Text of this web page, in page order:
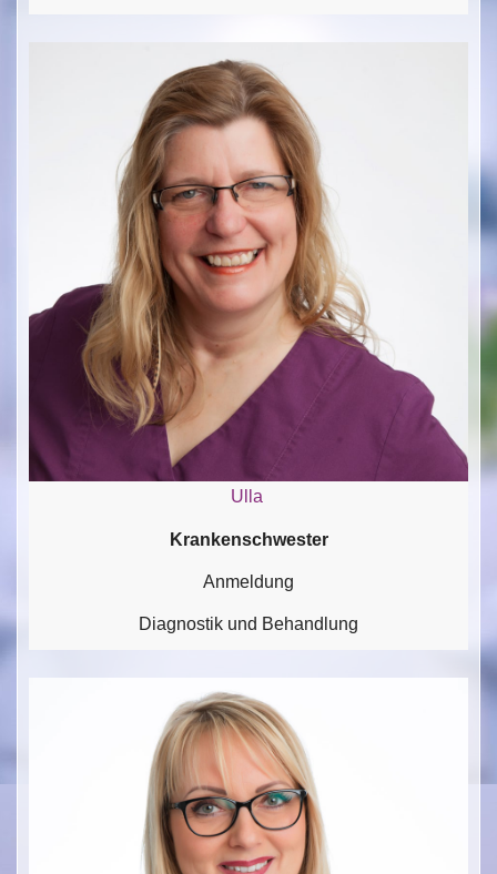
Ulla
Krankenschwester
Anmeldung
Diagnostik und Behandlung